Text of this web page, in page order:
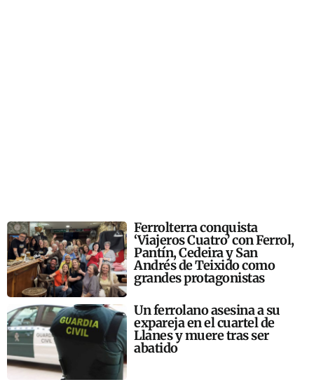
Ferrolterra conquista
‘Viajeros Cuatro’ con Ferrol,
Pantín, Cedeira y San
Andrés de Teixido como
grandes protagonistas
Un ferrolano asesina a su
expareja en el cuartel de
Llanes y muere tras ser
abatido